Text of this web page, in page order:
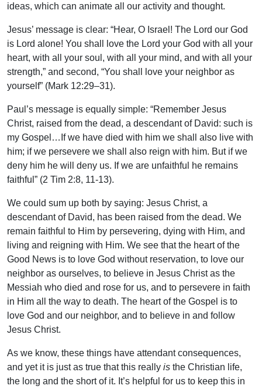
ideas, which can animate all our activity and thought.
Jesus’ message is clear: “Hear, O Israel! The Lord our God
is Lord alone! You shall love the Lord your God with all your
heart, with all your soul, with all your mind, and with all your
strength,” and second, “You shall love your neighbor as
yourself” (Mark 12:29–31).
Paul’s message is equally simple: “Remember Jesus
Christ, raised from the dead, a descendant of David: such is
my Gospel…If we have died with him we shall also live with
him; if we persevere we shall also reign with him. But if we
deny him he will deny us. If we are unfaithful he remains
faithful” (2 Tim 2:8, 11-13).
We could sum up both by saying: Jesus Christ, a
descendant of David, has been raised from the dead. We
remain faithful to Him by persevering, dying with Him, and
living and reigning with Him. We see that the heart of the
Good News is to love God without reservation, to love our
neighbor as ourselves, to believe in Jesus Christ as the
Messiah who died and rose for us, and to persevere in faith
in Him all the way to death. The heart of the Gospel is to
love God and our neighbor, and to believe in and follow
Jesus Christ.
As we know, these things have attendant consequences,
and yet it is just as true that this really is the Christian life,
the long and the short of it. It’s helpful for us to keep this in